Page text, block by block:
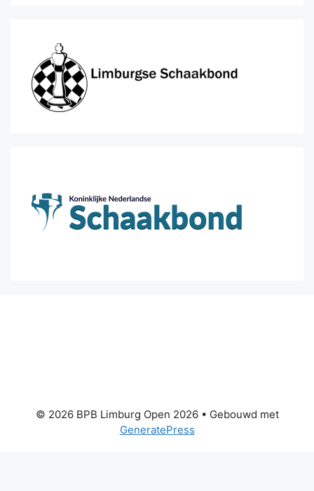
© 2026 BPB Limburg Open 2026• Gebouwd met
GeneratePress